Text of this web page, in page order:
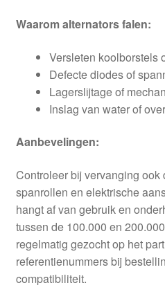
Waarom alternators falen:
Versleten koolborstels
Defecte diodes of
Lagerslijtage of
Inslag van water of
Aanbevelingen:
Controleer bij vervanging ook
spanrollen en elektrische
hangt af van gebruik en
tussen de 100.000 en
regelmatig gezocht op het
referentienummers bij
compatibiliteit.